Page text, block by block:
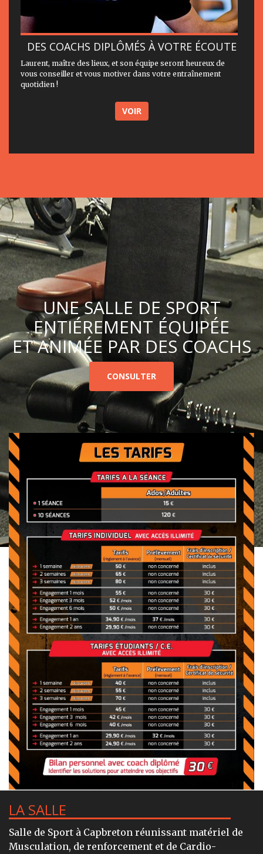
DES COACHS DIPLÔMÉS À VOTRE ÉCOUTE
Laurent, maître des lieux, et son équipe seront heureux de
vous conseiller et vous motiver dans votre entraînement
quotidien !
VOIR
UNE SALLE DE SPORT
ENTIÉREMENT ÉQUIPÉE
ET ANIMÉE PAR DES COACHS
CONSULTER
LA SALLE
Salle de Sport à Capbreton réunissant matériel de
Musculation, de renforcement et de Cardio-